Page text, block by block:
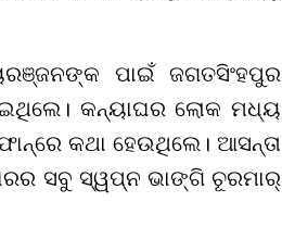
ପାଇଁ ଜଗତସିଂହପୁର
କନ୍ୟାଘର ଲୋକ ମଧ୍ୟ
କଥା ହେଉଥିଲେ। ଆସନ୍ତା
ସବୁ ସ୍ୱପ୍ନ ଭାଙ୍ଗି ଚୂରମାର୍